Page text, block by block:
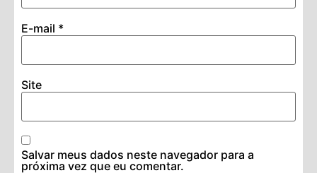
E-mail *
Site
Salvar meus dados neste navegador para a
próxima vez que eu comentar.